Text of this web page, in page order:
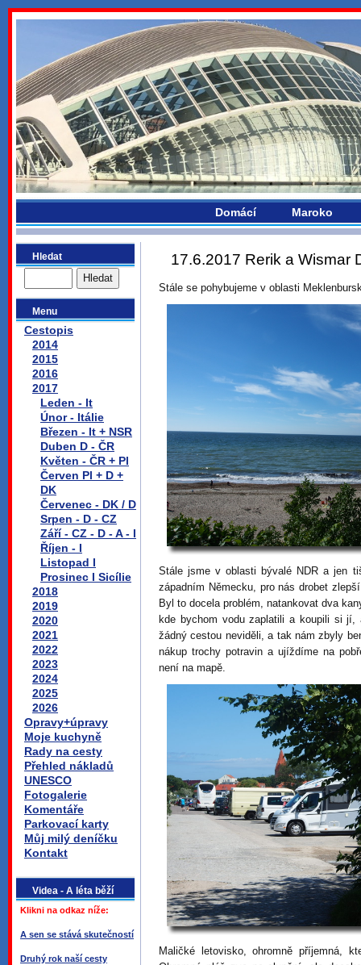
bydlikemevropou.com
Domácí Maroko
Hledat
Menu
Cestopis
2014
2015
2016
2017
Leden - It
Únor - Itálie
Březen - It + NSR
Duben D - ČR
Květen - ČR + Pl
Červen Pl + D +
DK
Červenec - DK / D
Srpen - D - CZ
Září - CZ - D - A - I
Říjen - I
Listopad I
Prosinec I Sicílie
2018
2019
2020
2021
2022
2023
2024
2025
2026
Opravy+úpravy
Moje kuchyně
Rady na cesty
Přehled nákladů
UNESCO
Fotogalerie
Komentáře
Parkovací karty
Můj milý deníčku
Kontakt
Videa - A léta běží
Klikni na odkaz níže:
A sen se stává skutečností
Druhý rok naší cesty
17.6.2017 Rerik a Wismar
Stále se pohybujeme v oblasti
Stále jsme v oblasti bývalé NDR a jen
západním Německu, pro nás drobet
Byl to docela problém, natankovat dva
kde bychom vodu zaplatili a koupili si
žádný cestou neviděli, a tak nám zbyly
nákup trochy potravin a ujíždíme na
není na mapě.
Maličké letovisko, ohromně příjemná,